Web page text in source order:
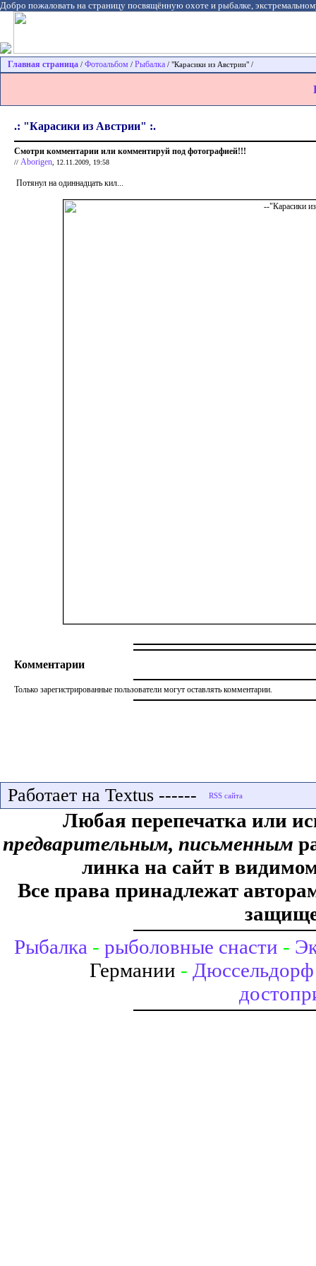
Добро пожаловать на страницу посвящённую охоте и рыбалке,
Главная страница / Фотоальбом / Рыбалка / "Карасики из Австрии" /
.: "Карасики из Австрии" :.
Смотри комментарии или комментируй под фотографией!!!
// Aborigen , 12.11.2009, 19:58
Потянул на одиннадцать кил...
Комментарии
Только зарегистрированные пользователи могут оставлять комментарии.
Работает на Textus ------
Любая перепечатка или
предварительным, письменным
линка на сайт в
Все права принадлежат
Рыбалка - рыболовные снасти -
Германии - Дюссельдорф